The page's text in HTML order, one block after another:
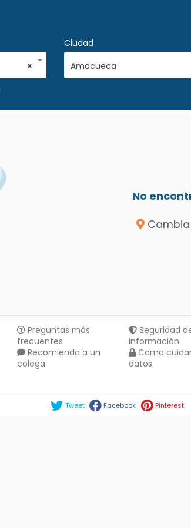
×
Ciudad
Amacueca
No
Cambia
Preguntas más
frecuentes
Recomienda a un
colega
Seguridad
información
Como
datos
Tweet Facebook Pinterest